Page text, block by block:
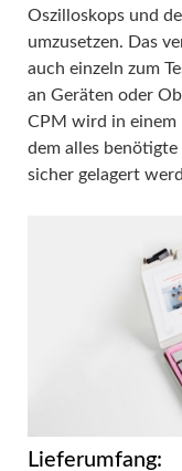
Oszilloskops und
umzusetzen. Das
auch einzeln zum
an Geräten oder
CPM wird in einem
dem alles
sicher gelagert
Lieferumfang: